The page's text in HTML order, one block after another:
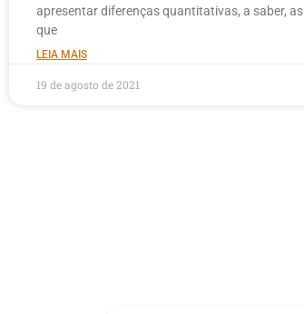
apresentar diferenças quantitativas, a saber, as
que
LEIA MAIS
19 de agosto de 2021